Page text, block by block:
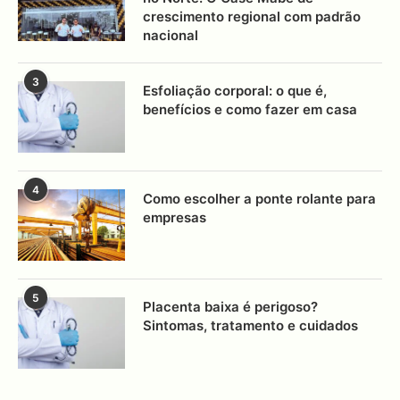
crescimento regional com padrão
nacional
3
Esfoliação corporal: o que é,
benefícios e como fazer em casa
4
Como escolher a ponte rolante para
empresas
5
Placenta baixa é perigoso?
Sintomas, tratamento e cuidados